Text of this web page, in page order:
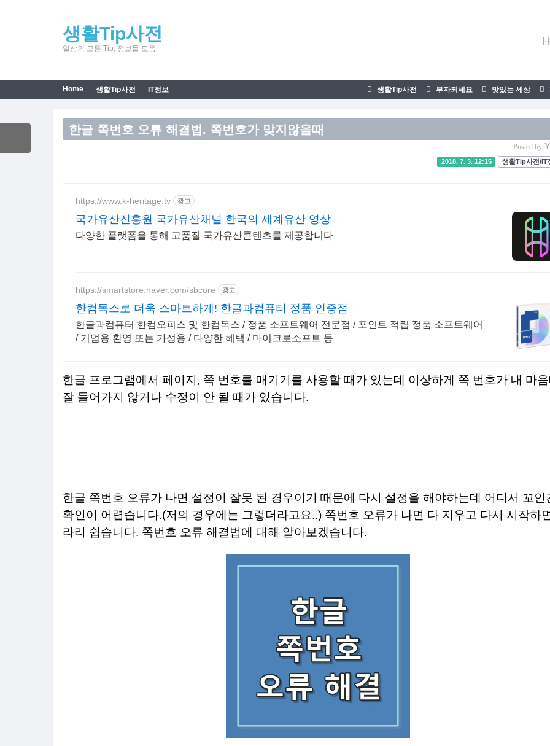
생활Tip사전
일상의 모든 Tip, 정보들 모음
생활Tip사전 부자되세요 맛있는 세상
Home 생활Tip사전 IT정보
한글 쪽번호 오류 해결법. 쪽번호가 맞지않을때
Posted by
2018. 7. 3. 12:15 생활Tip사전/
https://www.k-heritage.tv 광고
국가유산진흥원 국가유산채널 한국의 세계유산 영상
다양한 플랫폼을 통해 고품질 국가유산콘텐츠를 제공합니다
https://smartstore.naver.com/sbcore 광고
한컴독스로 더욱 스마트하게! 한글과컴퓨터 정품 인증점
한글과컴퓨터 한컴오피스 및 한컴독스 / 정품 소프트웨어 전문점 / 포인트 적립 정품 소프트웨어
/ 기업용 환영 또는 가정용 / 다양한 혜택 / 마이크로소프트 등
한글 프로그램에서 페이지, 쪽 번호를 매기기를 사용할 때가 있는데 이상하게 쪽 번호가 내 마
잘 들어가지 않거나 수정이 안 될 때가 있습니다.
한글 쪽번호 오류가 나면 설정이 잘못 된 경우이기 때문에 다시 설정을 해야하는데 어디서 꼬인
확인이 어렵습니다.(저의 경우에는 그렇더라고요..) 쪽번호 오류가 나면 다 지우고 다시 시작하
라리 쉽습니다. 쪽번호 오류 해결법에 대해 알아보겠습니다.